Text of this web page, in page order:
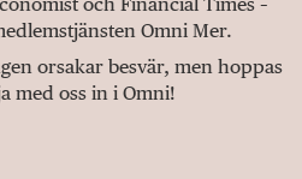
Omni Mer.
orsakar besvär, men hoppas
med oss in i Omni!